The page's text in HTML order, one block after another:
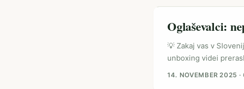
Oglaševalci:
💡 Zakaj vas v
unboxing videi
e‑commerce in
14. NOVEMBER 2025 ·